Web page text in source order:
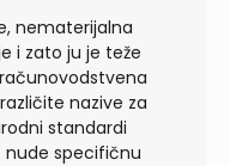
nematerijalna
i zato ju je teže
nazive za
standardi
nude specifičnu